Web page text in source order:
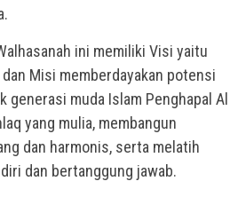
ini memiliki Visi yaitu
dan Misi memberdayakan potensi
generasi muda Islam Penghapal Al
yang mulia, membangun
dan harmonis, serta melatih
dan bertanggung jawab.